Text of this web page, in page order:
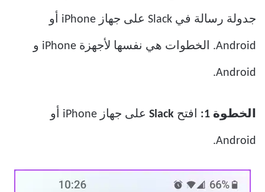
جدولة رسالة في Slack على جهاز iPhone أو
Android. الخطوات هي نفسها لأجهزة iPhone و
Android.
الخطوة 1: افتح Slack على جهاز iPhone أو
Android.